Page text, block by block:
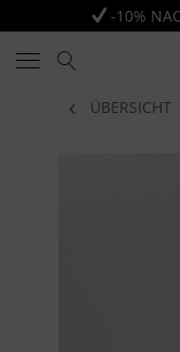
-10%
ÜBERSICHT